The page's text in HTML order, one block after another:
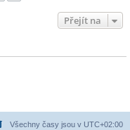
Přejít na
Všechny časy jsou v UTC+02:00